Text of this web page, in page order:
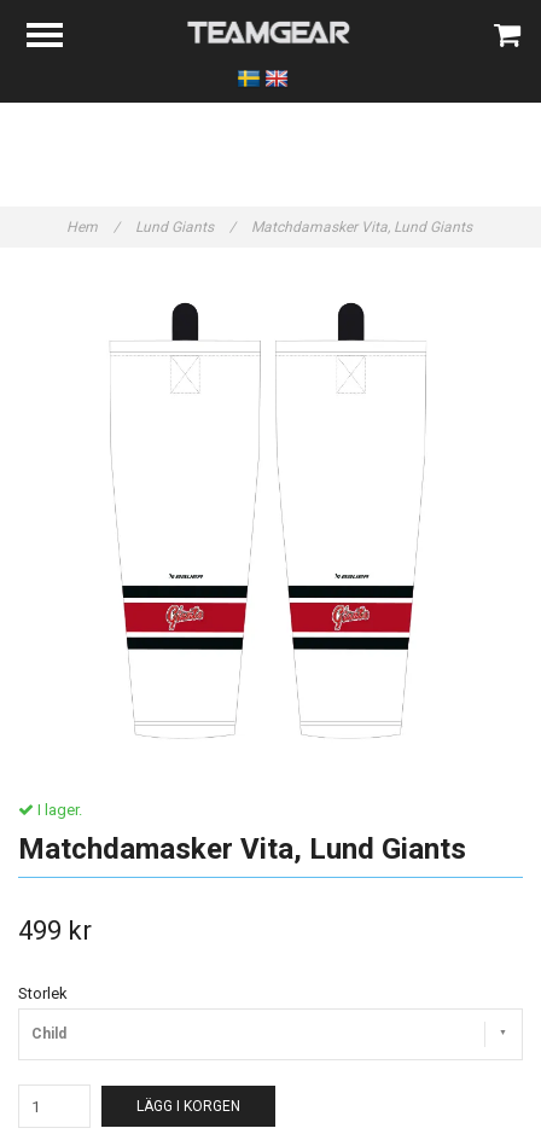
Hem / Lund Giants / Matchdamasker Vita, Lund Giants
I lager.
Matchdamasker Vita, Lund Giants
499 kr
Storlek
Child
LÄGG I KORGEN